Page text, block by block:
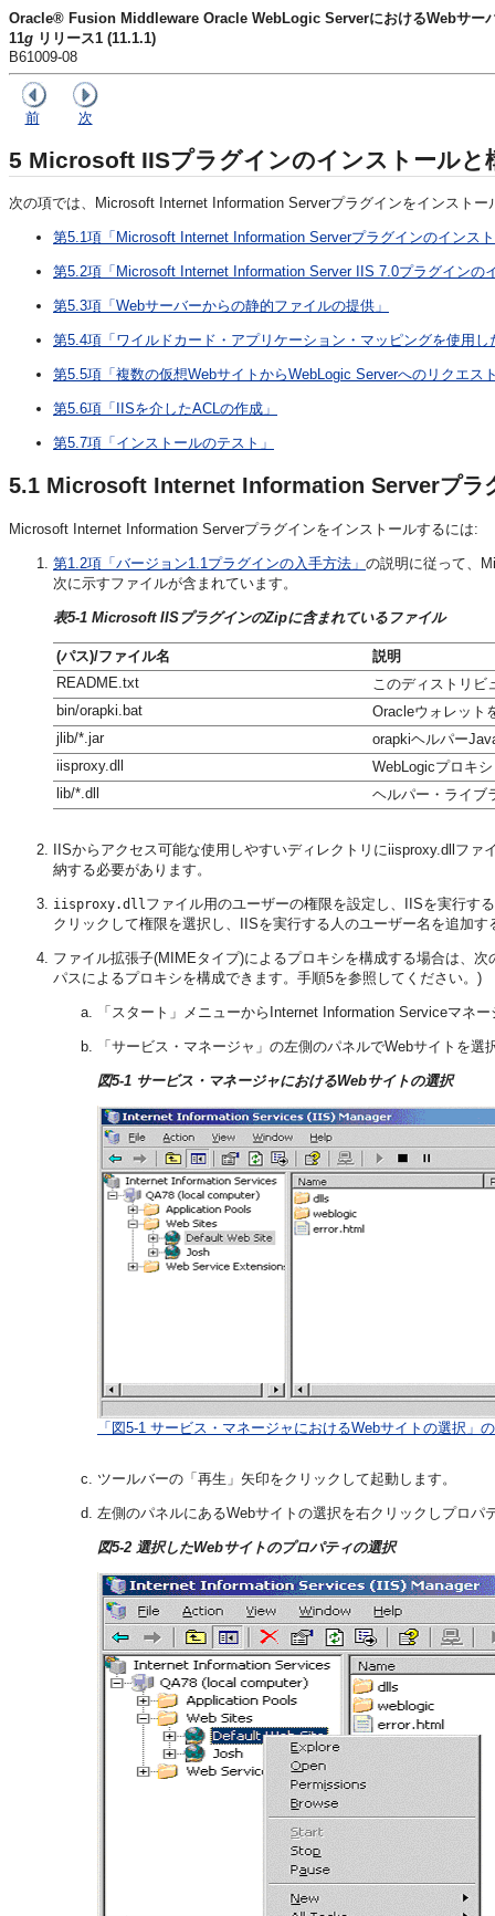
Oracle® Fusion Middleware Oracle WebLogic ServerにおけるWebサー
11g リリース1 (11.1.1)
B61009-08
前 次
5 Microsoft IISプラグインのインストールと
次の項では、Microsoft Internet Information Serverプラグインをインスト
第5.1項「Microsoft Internet Information Serverプラグインのインス
第5.2項「Microsoft Internet Information Server IIS 7.0プラグインの
第5.3項「Webサーバーからの静的ファイルの提供」
第5.4項「ワイルドカード・アプリケーション・マッピングを使用
第5.5項「複数の仮想WebサイトからWebLogic Serverへのリクエス
第5.6項「IISを介したACLの作成」
第5.7項「インストールのテスト」
5.1 Microsoft Internet Information Serverプラ
Microsoft Internet Information Serverプラグインをインストールするには:
第1.2項「バージョン1.1プラグインの入手方法」 の説明に従って、
次に示すファイルが含まれています。
表5-1 Microsoft IISプラグインのZipに含まれているファイル
(パス)/ファイル名
説明
README.txt
このディストリビ
bin/orapki.bat
Oracleウォレット
jlib/*.jar
orapkiヘルパー
iisproxy.dll
WebLogicプロキ
lib/*.dll
ヘルパー・ライブ
IISからアクセス可能な使用しやすいディレクトリにiisproxy.dllファ
納する必要があります。
iisproxy.dll ファイル用のユーザーの権限を設定し、IISを実行す
クリックして権限を選択し、IISを実行する人のユーザー名を追加す
ファイル拡張子(MIMEタイプ)によるプロキシを構成する場合は、
パスによるプロキシを構成できます。手順5を参照してください。)
「スタート」メニューからInternet Information Serviceマネ
「サービス・マネージャ」の左側のパネルでWebサイトを
図5-1 サービス・マネージャにおけるWebサイトの選択
「図5-1 サービス・マネージャにおけるWebサイトの選択」
ツールバーの「再生」矢印をクリックして起動します。
左側のパネルにあるWebサイトの選択を右クリックしプロ
図5-2 選択したWebサイトのプロパティの選択